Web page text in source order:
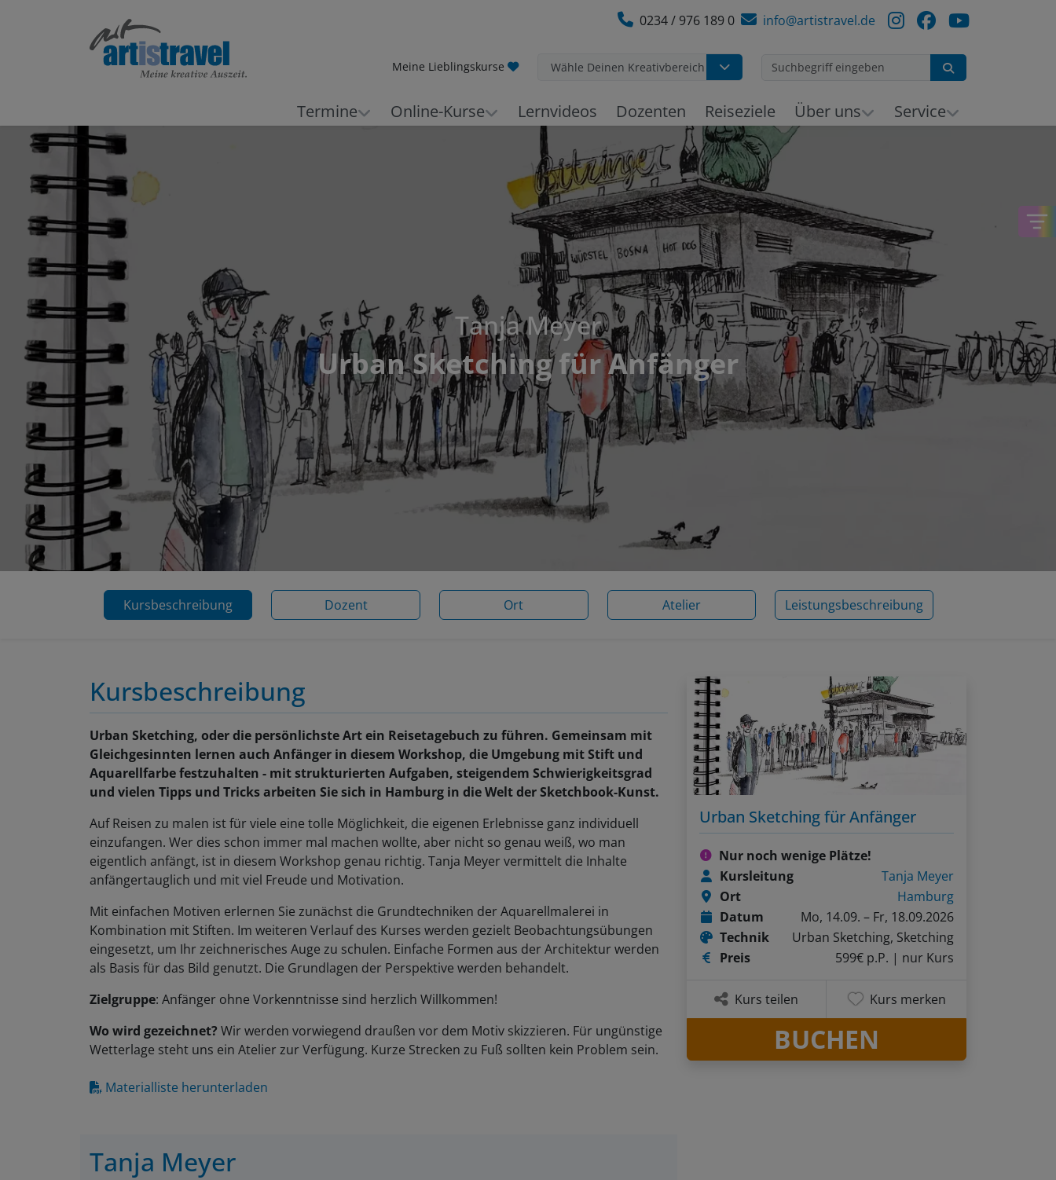
0234 / 976 189 0 info@artistravel.de
Meine Lieblingskurse Wähle Deinen Kreativbereich
Termine Online-Kurse Lernvideos Dozenten Reiseziele Über uns Service
Tanja Meyer
Urban Sketching für Anfänger
Kursbeschreibung Dozent Ort Atelier Leistungsbeschreibung
Kursbeschreibung
Urban Sketching, oder die persönlichste Art ein Reisetagebuch zu führen. Gemeinsam mit
Gleichgesinnten lernen auch Anfänger in diesem Workshop, die Umgebung mit Stift und
Aquarellfarbe festzuhalten - mit strukturierten Aufgaben, steigendem Schwierigkeitsgrad
und vielen Tipps und Tricks arbeiten Sie sich in Hamburg in die Welt der Sketchbook-Kunst.
Auf Reisen zu malen ist für viele eine tolle Möglichkeit, die eigenen Erlebnisse ganz individuell
einzufangen. Wer dies schon immer mal machen wollte, aber nicht so genau weiß, wo man
eigentlich anfängt, ist in diesem Workshop genau richtig. Tanja Meyer vermittelt die Inhalte
anfängertauglich und mit viel Freude und Motivation.
Mit einfachen Motiven erlernen Sie zunächst die Grundtechniken der Aquarellmalerei in
Kombination mit Stiften. Im weiteren Verlauf des Kurses werden gezielt Beobachtungsübungen
eingesetzt, um Ihr zeichnerisches Auge zu schulen. Einfache Formen aus der Architektur werden
als Basis für das Bild genutzt. Die Grundlagen der Perspektive werden behandelt.
Zielgruppe: Anfänger ohne Vorkenntnisse sind herzlich Willkommen!
Wo wird gezeichnet? Wir werden vorwiegend draußen vor dem Motiv skizzieren. Für ungünstige
Wetterlage steht uns ein Atelier zur Verfügung. Kurze Strecken zu Fuß sollten kein Problem sein.
Materialliste herunterladen
Tanja Meyer
Urban Sketching für Anfänger
Nur noch wenige Plätze!
Kursleitung
Tanja Meyer
Ort
Hamburg
Datum
Mo, 14.09. – Fr, 18.09.2026
Technik
Urban Sketching, Sketching
Preis
599€ p.P. | nur Kurs
Kurs teilen Kurs merken
BUCHEN